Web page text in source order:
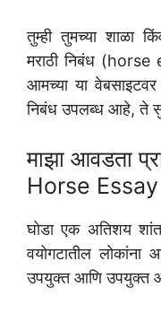
तुम्ही तुमच्या शाळा
मराठी निबंध
आमच्या या वेबसाइटवर
निबंध उपलब्ध आहे, ते
माझा आवडता
Horse
घोडा एक अतिशय
वयोगटातील लोकांना
उपयुक्त आणि उपयुक्त